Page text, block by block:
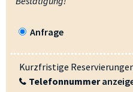
Anfrage
Kurzfristige
Telefonnummer